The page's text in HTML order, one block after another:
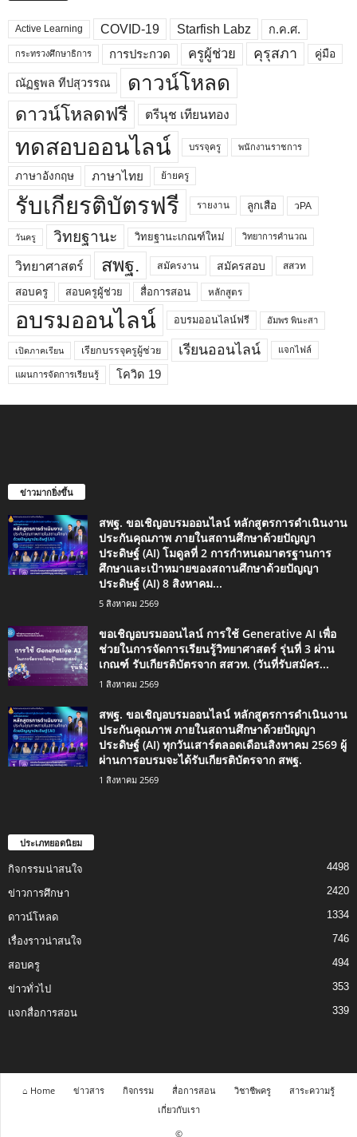
Active Learning COVID-19 Starfish Labz ก.ค.ศ.
กระทรวงศึกษาธิการ การประกวด ครูผู้ช่วย คุรุสภา คู่มือ
ณัฏฐพล ทีปสุวรรณ ดาวน์โหลด
ดาวน์โหลดฟรี ตรีนุช เทียนทอง
ทดสอบออนไลน์ บรรจุครู พนักงานราชการ
ภาษาอังกฤษ ภาษาไทย ย้ายครู
รับเกียรติบัตรฟรี รายงาน ลูกเสือ วPA
วันครู วิทยฐานะ วิทยฐานะเกณฑ์ใหม่ วิทยาการคำนวณ
วิทยาศาสตร์ สพฐ. สมัครงาน สมัครสอบ สสวท
สอบครู สอบครูผู้ช่วย สื่อการสอน หลักสูตร
อบรมออนไลน์ อบรมออนไลน์ฟรี อัมพร พินะสา
เปิดภาคเรียน เรียกบรรจุครูผู้ช่วย เรียนออนไลน์ แจกไฟล์
แผนการจัดการเรียนรู้ โควิด 19
ข่าวมากยิ่งขึ้น
สพฐ. ขอเชิญอบรมออนไลน์ หลักสูตรการดำเนินงาน
ประกันคุณภาพ ภายในสถานศึกษาด้วยปัญญา
ประดิษฐ์ (AI) โมดูลที่ 2 การกำหนดมาตรฐานการ
ศึกษาและเป้าหมายของสถานศึกษาด้วยปัญญา
ประดิษฐ์ (AI) 8 สิงหาคม...
5 สิงหาคม 2569
ขอเชิญอบรมออนไลน์ การใช้ Generative AI เพื่อ
ช่วยในการจัดการเรียนรู้วิทยาศาสตร์ รุ่นที่ 3 ผ่าน
เกณฑ์ รับเกียรติบัตรจาก สสวท. (วันที่รับสมัคร...
1 สิงหาคม 2569
สพฐ. ขอเชิญอบรมออนไลน์ หลักสูตรการดำเนินงาน
ประกันคุณภาพ ภายในสถานศึกษาด้วยปัญญา
ประดิษฐ์ (AI) ทุกวันเสาร์ตลอดเดือนสิงหาคม 2569 ผู้
ผ่านการอบรมจะได้รับเกียรติบัตรจาก สพฐ.
1 สิงหาคม 2569
ประเภทยอดนิยม
กิจกรรมน่าสนใจ 4498
ข่าวการศึกษา 2420
ดาวน์โหลด 1334
เรื่องราวน่าสนใจ 746
สอบครู 494
ข่าวทั่วไป 353
แจกสื่อการสอน 339
⌂ Home ข่าวสาร กิจกรรม สื่อการสอน วิชาชีพครู
สาระความรู้
เกี่ยวกับเรา
©